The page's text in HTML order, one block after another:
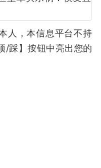
人，本信息平台不持
/踩】按钮中亮出您的